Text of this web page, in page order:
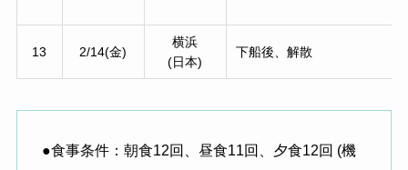
13 2/14(金)
横浜
(日本)
下船後、解散
●食事条件：朝食12回、昼食11回、夕食12回 (機